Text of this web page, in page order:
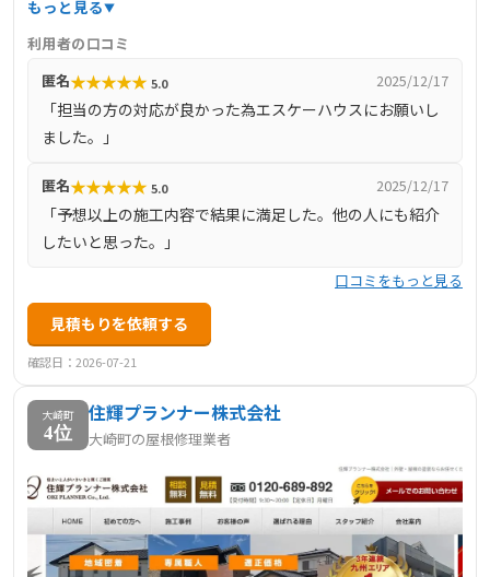
す。保証やアフターフォローも万全で、ご満足いただける
リフォームをお約束します。
もっと見る
利用者の口コミ
匿名★★★★★ 5.0 2025/12/17
「担当の方の対応が良かった為エスケーハウスにお願いし
ました。」
匿名★★★★★ 5.0 2025/12/17
「予想以上の施工内容で結果に満足した。他の人にも紹介
したいと思った。」
口コミをもっと見る
見積もりを依頼する
確認日：2026-07-21
大崎町
4位
住輝プランナー株式会社
大崎町の屋根修理業者